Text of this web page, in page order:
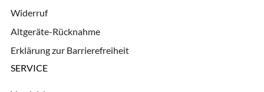
Widerruf
Altgeräte-Rücknahme
Erklärung zur Barrierefreiheit
SERVICE